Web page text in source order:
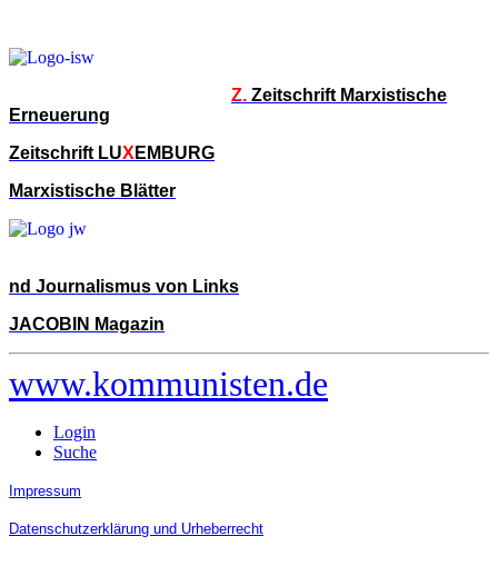
Z. Zeitschrift Marxistische
Erneuerung
Zeitschrift LUX EMBURG
Marxistische Blätter
nd Journalismus von Links
JACOBIN Magazin
www.kommunisten.de
Login
Suche
Impressum
Datenschutzerklärung und Urheberrecht